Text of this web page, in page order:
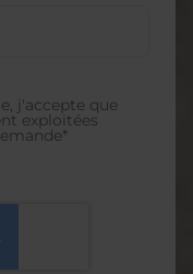
j'accepte que
exploitées